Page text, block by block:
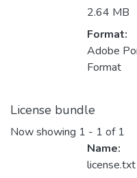
2.64 MB
Format:
Adobe
Format
License bundle
Now showing 1 - 1 of 1
Name:
license.txt